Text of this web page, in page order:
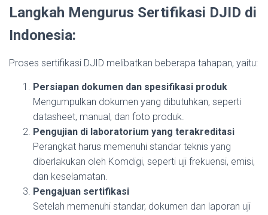
Langkah Mengurus Sertifikasi DJID di
Indonesia:
Proses sertifikasi DJID melibatkan beberapa tahapan, yaitu:
Persiapan dokumen dan spesifikasi produk
Mengumpulkan dokumen yang dibutuhkan, seperti
datasheet, manual, dan foto produk.
Pengujian di laboratorium yang terakreditasi
Perangkat harus memenuhi standar teknis yang
diberlakukan oleh Komdigi, seperti uji frekuensi, emisi,
dan keselamatan.
Pengajuan sertifikasi
Setelah memenuhi standar, dokumen dan laporan uji